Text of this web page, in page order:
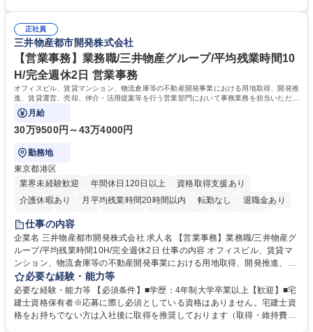
幅広い業務の体得が可能で、多様なキャリアパスを描くことも可能です。
募集職種 【総務】未経験歓迎◎/リモート可/世界で唯一の事業/福利厚生◎/
再雇用有
対処できる・新しいことに興味関心がある 【魅力】■自己啓発支援：資格
取得や通信教育など費用の80%（年間25万円まで）を補助 ■住宅手当：家
賃の50%（月額7万円まで）を補助 学歴・資格 学歴：大学院 大学 語学
力： 資格：
正社員
三井物産都市開発株式会社
【営業事務】業務職/三井物産グループ/平均残業時間10
H/完全週休2日 営業事務
オフィスビル、賃貸マンション、物流倉庫等の不動産開発事業における用地取得、開発推
進、賃貸運営、売却、仲介・活用提案等を行う営業部門において事務業務を担当いただき
ます。
月給
30万9500円～43万4000円
勤務地
東京都港区
業界未経験歓迎
年間休日120日以上
資格取得支援あり
介護休暇あり
月平均残業時間20時間以内 転勤なし
退職金あり
在宅OK
賞与あり
駅近5分以内
土日祝休み 寮・社宅あり
仕事の内容
企業名 三井物産都市開発株式会社 求人名 【営業事務】業務職/三井物産グ
ループ/平均残業時間10H/完全週休2日 仕事の内容 オフィスビル、賃貸マ
ンション、物流倉庫等の不動産開発事業における用地取得、開発推進、賃
貸運営、売却、仲介・活用提案等を行う営業部門において事務業務を担当
いただきます。 【詳細】・契約書管理、契約書製本、捺印対応、ファイリ
ング、登記簿取得、調書取得・支払業務（各種費用支払、支払管理、請
求・支払データ登録、取引先マスター申請対応）・予算作成及び予実管
必要な経験・能力等
必要な経験・能力等 【必須条件】■学歴：4年制大学卒業以上【歓迎】■宅
建士資格保有者※応募に際し必須としている資格はありません。宅建士資
格をお持ちでない方は入社後に取得を推奨しております（取得・維持費用